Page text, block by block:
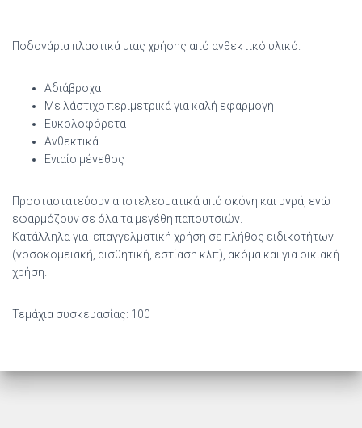
Ποδονάρια πλαστικά μιας χρήσης από ανθεκτικό υλικό.
Aδιάβροχα
Με λάστιχο περιμετρικά για καλή εφαρμογή
Ευκολοφόρετα
Ανθεκτικά
Ενιαίο μέγεθος
Προσταστατεύουν αποτελεσματικά από σκόνη και υγρά, ενώ
εφαρμόζουν σε όλα τα μεγέθη παπουτσιών.
Κατάλληλα για επαγγελματική χρήση σε πλήθος ειδικοτήτων
(νοσοκομειακή, αισθητική, εστίαση κλπ), ακόμα και για οικιακή
χρήση.
Τεμάχια συσκευασίας: 100